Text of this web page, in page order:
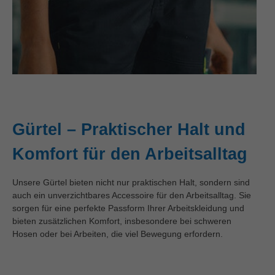
Gürtel – Praktischer Halt und
Komfort für den Arbeitsalltag
Unsere Gürtel bieten nicht nur praktischen Halt, sondern sind
auch ein unverzichtbares Accessoire für den Arbeitsalltag. Sie
sorgen für eine perfekte Passform Ihrer Arbeitskleidung und
bieten zusätzlichen Komfort, insbesondere bei schweren
Hosen oder bei Arbeiten, die viel Bewegung erfordern.